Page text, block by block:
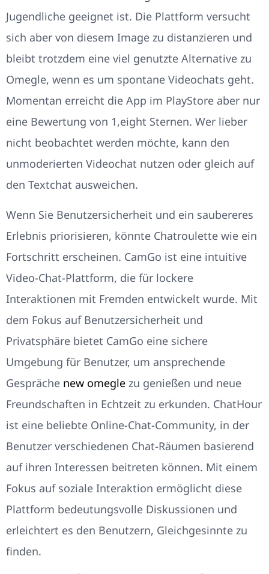
Jugendliche geeignet ist. Die Plattform versucht
sich aber von diesem Image zu distanzieren und
bleibt trotzdem eine viel genutzte Alternative zu
Omegle, wenn es um spontane Videochats geht.
Momentan erreicht die App im PlayStore aber nur
eine Bewertung von 1,eight Sternen. Wer lieber
nicht beobachtet werden möchte, kann den
unmoderierten Videochat nutzen oder gleich auf
den Textchat ausweichen.
Wenn Sie Benutzersicherheit und ein saubereres
Erlebnis priorisieren, könnte Chatroulette wie ein
Fortschritt erscheinen. CamGo ist eine intuitive
Video-Chat-Plattform, die für lockere
Interaktionen mit Fremden entwickelt wurde. Mit
dem Fokus auf Benutzersicherheit und
Privatsphäre bietet CamGo eine sichere
Umgebung für Benutzer, um ansprechende
Gespräche new omegle zu genießen und neue
Freundschaften in Echtzeit zu erkunden. ChatHour
ist eine beliebte Online-Chat-Community, in der
Benutzer verschiedenen Chat-Räumen basierend
auf ihren Interessen beitreten können. Mit einem
Fokus auf soziale Interaktion ermöglicht diese
Plattform bedeutungsvolle Diskussionen und
erleichtert es den Benutzern, Gleichgesinnte zu
finden.